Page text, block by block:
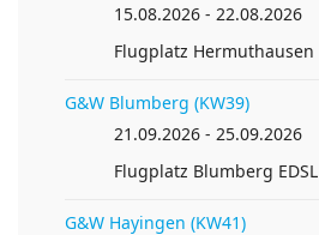
15.08.2026 - 22.08.2026
Flugplatz Hermuthausen
G&W Blumberg (KW39)
21.09.2026 - 25.09.2026
Flugplatz Blumberg EDSL
G&W Hayingen (KW41)